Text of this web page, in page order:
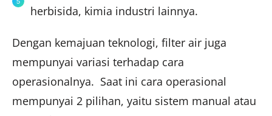
herbisida, kimia industri lainnya.
Dengan kemajuan teknologi, filter air juga
mempunyai variasi terhadap cara
operasionalnya. Saat ini cara operasional
mempunyai 2 pilihan, yaitu sistem manual atau